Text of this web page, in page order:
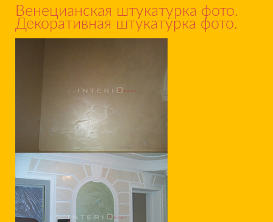
Венецианская штукатурка фото.
Декоративная штукатурка фото.